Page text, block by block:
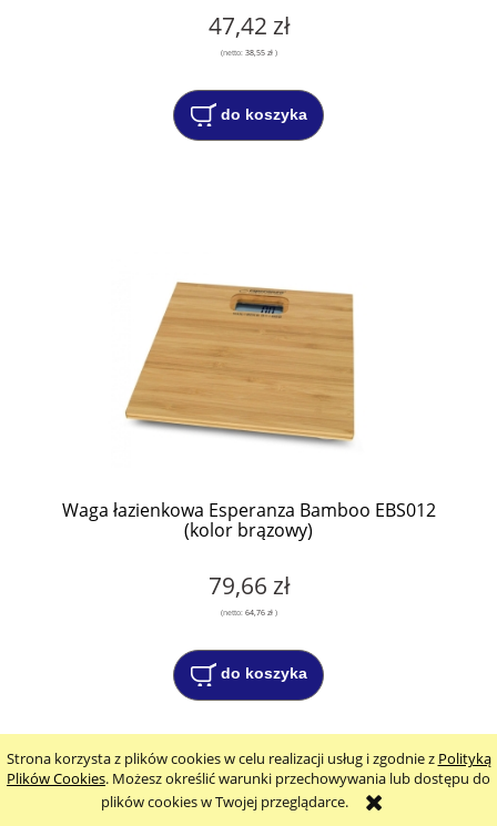
Strona korzysta z plików cookies w celu realizacji usług i zgodnie z Polityką
Plików Cookies. Możesz określić warunki przechowywania lub dostępu do
plików cookies w Twojej przeglądarce.
47,42 zł
(netto: 38,55 zł)
do koszyka
Waga łazienkowa Esperanza Bamboo EBS012
(kolor brązowy)
79,66 zł
(netto: 64,76 zł)
do koszyka